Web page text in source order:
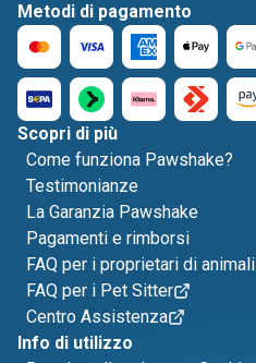
Metodi di pagamento
Scopri di più
Come funziona Pawshake?
Testimonianze
La Garanzia Pawshake
Pagamenti e rimborsi
FAQ per i proprietari di animali
FAQ per i Pet Sitter
Centro Assistenza
Info di utilizzo